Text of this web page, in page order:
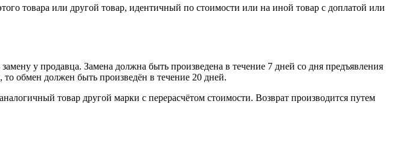
товара или другой товар, идентичный по стоимости или на иной товар с доплатой или
у продавца. Замена должна быть произведена в течение 7 дней со дня предъявления
то обмен должен быть произведён в течение 20 дней.
товар другой марки с перерасчётом стоимости. Возврат производится путем